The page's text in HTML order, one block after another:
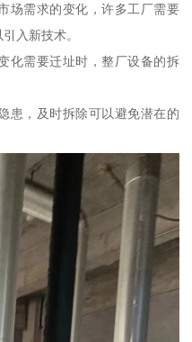
场需求的变化，许多工厂需要
入新技术。
化需要迁址时，整厂设备的拆
患，及时拆除可以避免潜在的